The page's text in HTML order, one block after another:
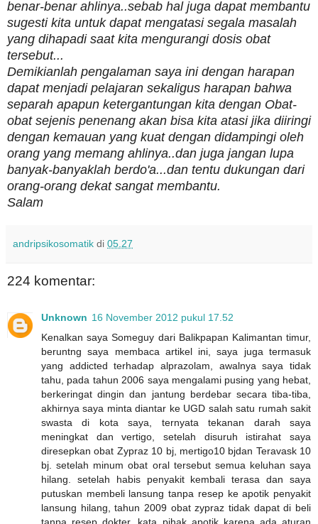
benar-benar ahlinya..sebab hal juga dapat membantu
sugesti kita untuk dapat mengatasi segala masalah
yang dihapadi saat kita mengurangi dosis obat
tersebut...
Demikianlah pengalaman saya ini dengan harapan
dapat menjadi pelajaran sekaligus harapan bahwa
separah apapun ketergantungan kita dengan Obat-
obat sejenis penenang akan bisa kita atasi jika diiringi
dengan kemauan yang kuat dengan didampingi oleh
orang yang memang ahlinya..dan juga jangan lupa
banyak-banyaklah berdo'a...dan tentu dukungan dari
orang-orang dekat sangat membantu.
Salam
andripsikosomatik di 05.27
224 komentar:
Unknown 16 November 2012 pukul 17.52
Kenalkan saya Someguy dari Balikpapan Kalimantan timur,
beruntng saya membaca artikel ini, saya juga termasuk
yang addicted terhadap alprazolam, awalnya saya tidak
tahu, pada tahun 2006 saya mengalami pusing yang hebat,
berkeringat dingin dan jantung berdebar secara tiba-tiba,
akhirnya saya minta diantar ke UGD salah satu rumah sakit
swasta di kota saya, ternyata tekanan darah saya
meningkat dan vertigo, setelah disuruh istirahat saya
diresepkan obat Zypraz 10 bj, mertigo10 bjdan Teravask 10
bj. setelah minum obat oral tersebut semua keluhan saya
hilang. setelah habis penyakit kembali terasa dan saya
putuskan membeli lansung tanpa resep ke apotik penyakit
lansung hilang, tahun 2009 obat zypraz tidak dapat di beli